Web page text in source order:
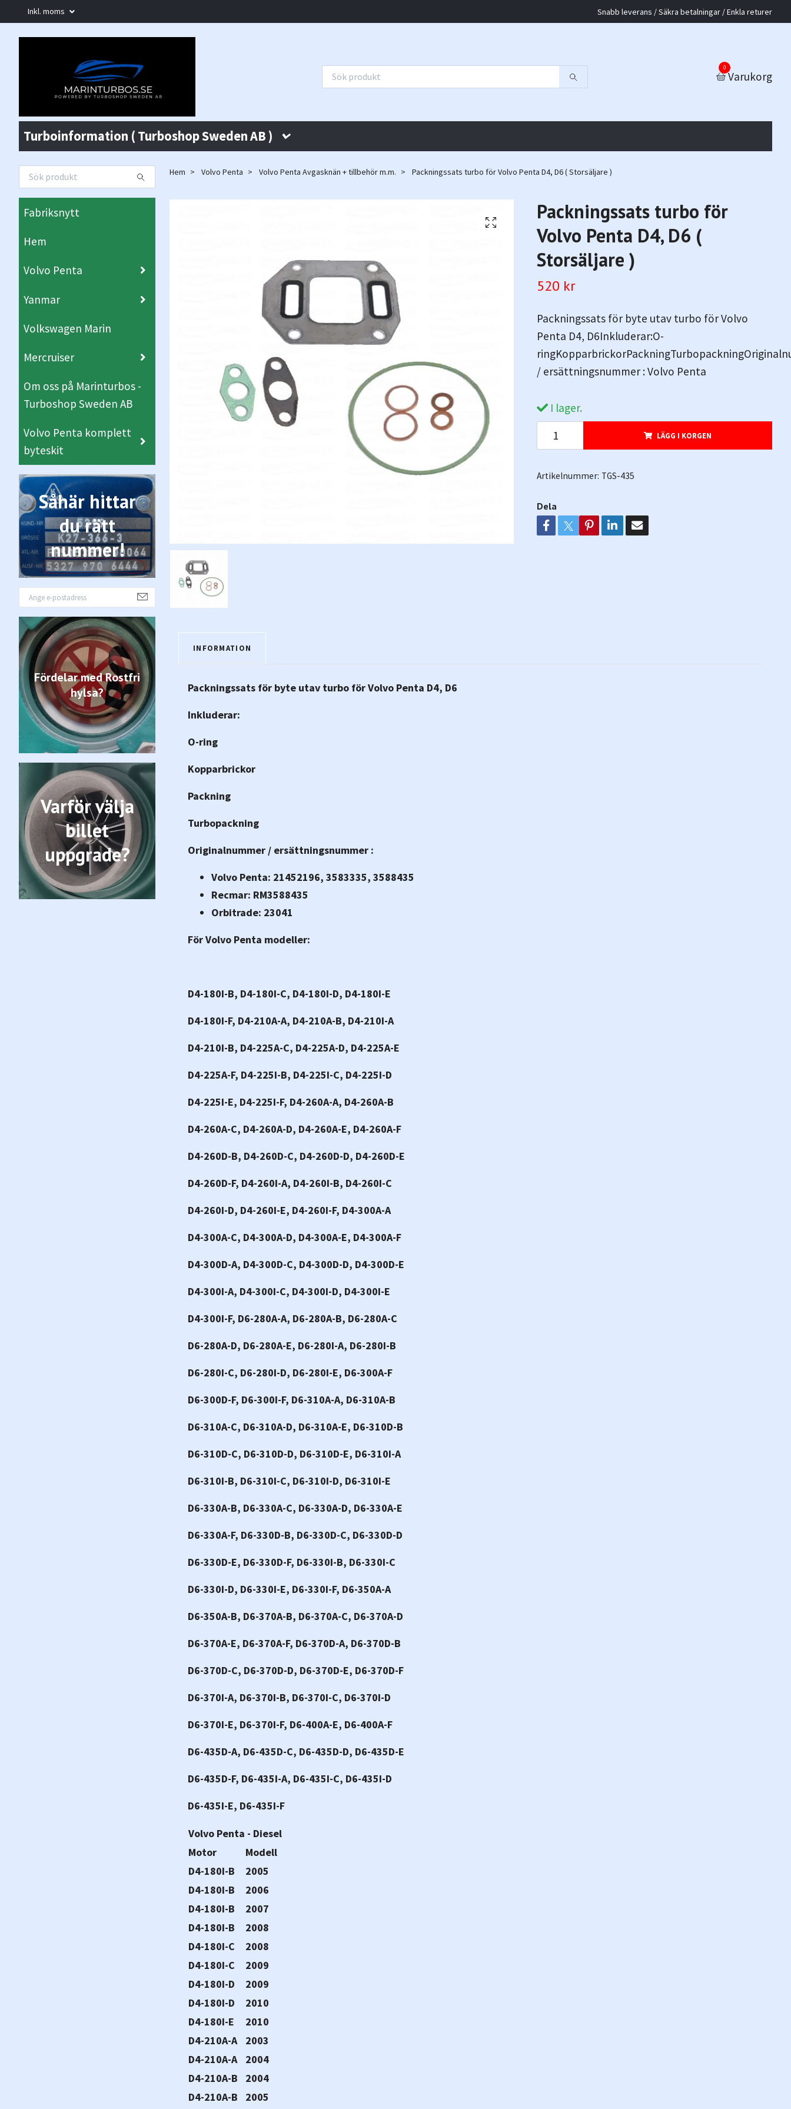
Inkl. moms Snabb leverans / Säkra betalningar / Enkla returer
0
Varukorg
Turboinformation ( Turboshop Sweden AB )
Fabriksnytt
Hem
Volvo Penta
Yanmar
Volkswagen Marin
Mercruiser
Om oss på Marinturbos -
Turboshop Sweden AB
Volvo Penta komplett
byteskit
Såhär hittar
du rätt
nummer!
Fördelar med Rostfri
hylsa?
Varför välja
billet
uppgrade?
Hem Volvo Penta Volvo Penta Avgasknän + tillbehör m.m. Packningssats turbo för Volvo Penta D4, D6 ( Storsäljare )
Packningssats turbo för
Volvo Penta D4, D6 (
Storsäljare )
520 kr
Packningssats för byte utav turbo för Volvo
Penta D4, D6Inkluderar:O-
/ ersättningsnummer : Volvo Penta
I lager.
LÄGG I KORGEN
Artikelnummer: TGS-435
Dela
INFORMATION
Packningssats för byte utav turbo för Volvo Penta D4, D6
Inkluderar:
O-ring
Kopparbrickor
Packning
Turbopackning
Originalnummer / ersättningsnummer :
Volvo Penta: 21452196, 3583335, 3588435
Recmar: RM3588435
Orbitrade: 23041
För Volvo Penta modeller:
D4-180I-B, D4-180I-C, D4-180I-D, D4-180I-E
D4-180I-F, D4-210A-A, D4-210A-B, D4-210I-A
D4-210I-B, D4-225A-C, D4-225A-D, D4-225A-E
D4-225A-F, D4-225I-B, D4-225I-C, D4-225I-D
D4-225I-E, D4-225I-F, D4-260A-A, D4-260A-B
D4-260A-C, D4-260A-D, D4-260A-E, D4-260A-F
D4-260D-B, D4-260D-C, D4-260D-D, D4-260D-E
D4-260D-F, D4-260I-A, D4-260I-B, D4-260I-C
D4-260I-D, D4-260I-E, D4-260I-F, D4-300A-A
D4-300A-C, D4-300A-D, D4-300A-E, D4-300A-F
D4-300D-A, D4-300D-C, D4-300D-D, D4-300D-E
D4-300I-A, D4-300I-C, D4-300I-D, D4-300I-E
D4-300I-F, D6-280A-A, D6-280A-B, D6-280A-C
D6-280A-D, D6-280A-E, D6-280I-A, D6-280I-B
D6-280I-C, D6-280I-D, D6-280I-E, D6-300A-F
D6-300D-F, D6-300I-F, D6-310A-A, D6-310A-B
D6-310A-C, D6-310A-D, D6-310A-E, D6-310D-B
D6-310D-C, D6-310D-D, D6-310D-E, D6-310I-A
D6-310I-B, D6-310I-C, D6-310I-D, D6-310I-E
D6-330A-B, D6-330A-C, D6-330A-D, D6-330A-E
D6-330A-F, D6-330D-B, D6-330D-C, D6-330D-D
D6-330D-E, D6-330D-F, D6-330I-B, D6-330I-C
D6-330I-D, D6-330I-E, D6-330I-F, D6-350A-A
D6-350A-B, D6-370A-B, D6-370A-C, D6-370A-D
D6-370A-E, D6-370A-F, D6-370D-A, D6-370D-B
D6-370D-C, D6-370D-D, D6-370D-E, D6-370D-F
D6-370I-A, D6-370I-B, D6-370I-C, D6-370I-D
D6-370I-E, D6-370I-F, D6-400A-E, D6-400A-F
D6-435D-A, D6-435D-C, D6-435D-D, D6-435D-E
D6-435D-F, D6-435I-A, D6-435I-C, D6-435I-D
D6-435I-E, D6-435I-F
Volvo Penta - Diesel
Motor
Modell
D4-180I-B
2005
D4-180I-B
2006
D4-180I-B
2007
D4-180I-B
2008
D4-180I-C
2008
D4-180I-C
2009
D4-180I-D
2009
D4-180I-D
2010
D4-180I-E
2010
D4-210A-A
2003
D4-210A-A
2004
D4-210A-B
2004
D4-210A-B
2005